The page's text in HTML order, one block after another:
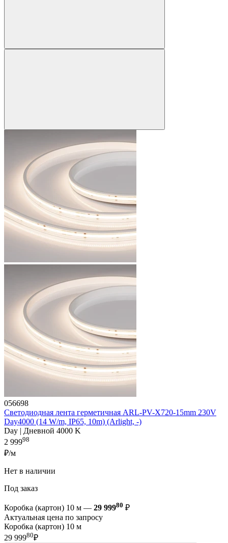
056698
Светодиодная лента герметичная ARL-PV-X720-15mm 230V
Day4000 (14 W/m, IP65, 10m) (Arlight, -)
Day | Дневной 4000 K
2 99998
₽/м
Нет в наличии
Под заказ
Коробка (картон) 10 м — 29 99980 ₽
Актуальная цена по запросу
Коробка (картон) 10 м
29 99980₽